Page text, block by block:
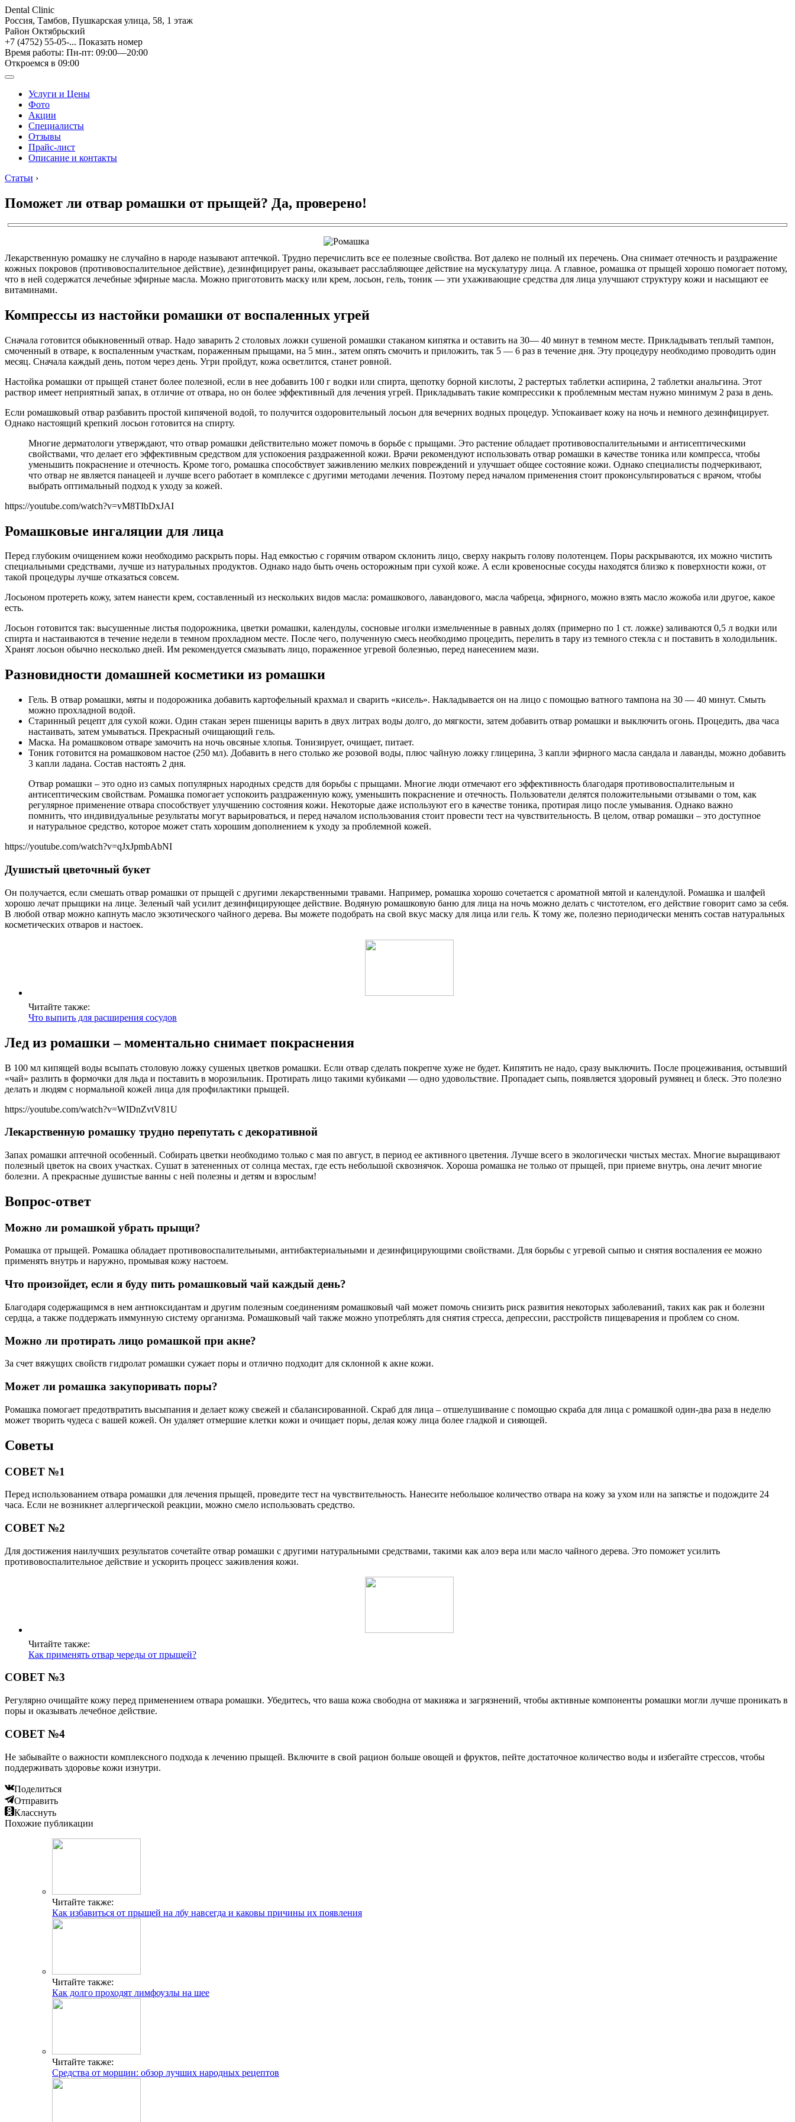
Dental Clinic
Россия, Тамбов, Пушкарская улица, 58, 1 этаж
Район Октябрьский
+7 (4752) 55-05-... Показать номер
Время работы: Пн-пт: 09:00—20:00
Откроемся в 09:00
Услуги и Цены
Фото
Акции
Специалисты
Отзывы
Прайс-лист
Описание и контакты
Статьи ›
Поможет ли отвар ромашки от прыщей? Да, проверено!
Лекарственную ромашку не случайно в народе называют аптечкой. Трудно перечислить все ее полезные свойства. Вот далеко не полный их перечень. Она снимает отечность и раздражение
кожных покровов (противовоспалительное действие), дезинфицирует раны, оказывает расслабляющее действие на мускулатуру лица. А главное, ромашка от прыщей хорошо помогает потому,
что в ней содержатся лечебные эфирные масла. Можно приготовить маску или крем, лосьон, гель, тоник — эти ухаживающие средства для лица улучшают структуру кожи и насыщают ее
витаминами.
Компрессы из настойки ромашки от воспаленных угрей
Сначала готовится обыкновенный отвар. Надо заварить 2 столовых ложки сушеной ромашки стаканом кипятка и оставить на 30— 40 минут в темном месте. Прикладывать теплый тампон,
смоченный в отваре, к воспаленным участкам, пораженным прыщами, на 5 мин., затем опять смочить и приложить, так 5 — 6 раз в течение дня. Эту процедуру необходимо проводить один
месяц. Сначала каждый день, потом через день. Угри пройдут, кожа осветлится, станет ровной.
Настойка ромашки от прыщей станет более полезной, если в нее добавить 100 г водки или спирта, щепотку борной кислоты, 2 растертых таблетки аспирина, 2 таблетки анальгина. Этот
раствор имеет неприятный запах, в отличие от отвара, но он более эффективный для лечения угрей. Прикладывать такие компрессики к проблемным местам нужно минимум 2 раза в день.
Если ромашковый отвар разбавить простой кипяченой водой, то получится оздоровительный лосьон для вечерних водных процедур. Успокаивает кожу на ночь и немного дезинфицирует.
Однако настоящий крепкий лосьон готовится на спирту.
Многие дерматологи утверждают, что отвар ромашки действительно может помочь в борьбе с прыщами. Это растение обладает противовоспалительными и антисептическими
свойствами, что делает его эффективным средством для успокоения раздраженной кожи. Врачи рекомендуют использовать отвар ромашки в качестве тоника или компресса, чтобы
уменьшить покраснение и отечность. Кроме того, ромашка способствует заживлению мелких повреждений и улучшает общее состояние кожи. Однако специалисты подчеркивают,
что отвар не является панацеей и лучше всего работает в комплексе с другими методами лечения. Поэтому перед началом применения стоит проконсультироваться с врачом, чтобы
выбрать оптимальный подход к уходу за кожей.
https://youtube.com/watch?v=vM8TIbDxJAI
Ромашковые ингаляции для лица
Перед глубоким очищением кожи необходимо раскрыть поры. Над емкостью с горячим отваром склонить лицо, сверху накрыть голову полотенцем. Поры раскрываются, их можно чистить
специальными средствами, лучше из натуральных продуктов. Однако надо быть очень осторожным при сухой коже. А если кровеносные сосуды находятся близко к поверхности кожи, от
такой процедуры лучше отказаться совсем.
Лосьоном протереть кожу, затем нанести крем, составленный из нескольких видов масла: ромашкового, лавандового, масла чабреца, эфирного, можно взять масло жожоба или другое, какое
есть.
Лосьон готовится так: высушенные листья подорожника, цветки ромашки, календулы, сосновые иголки измельченные в равных долях (примерно по 1 ст. ложке) заливаются 0,5 л водки или
спирта и настаиваются в течение недели в темном прохладном месте. После чего, полученную смесь необходимо процедить, перелить в тару из темного стекла с и поставить в холодильник.
Хранят лосьон обычно несколько дней. Им рекомендуется смазывать лицо, пораженное угревой болезнью, перед нанесением мази.
Разновидности домашней косметики из ромашки
Гель. В отвар ромашки, мяты и подорожника добавить картофельный крахмал и сварить «кисель». Накладывается он на лицо с помощью ватного тампона на 30 — 40 минут. Смыть
можно прохладной водой.
Старинный рецепт для сухой кожи. Один стакан зерен пшеницы варить в двух литрах воды долго, до мягкости, затем добавить отвар ромашки и выключить огонь. Процедить, два часа
настаивать, затем умываться. Прекрасный очищающий гель.
Маска. На ромашковом отваре замочить на ночь овсяные хлопья. Тонизирует, очищает, питает.
Тоник готовится на ромашковом настое (250 мл). Добавить в него столько же розовой воды, плюс чайную ложку глицерина, 3 капли эфирного масла сандала и лаванды, можно добавить
3 капли ладана. Состав настоять 2 дня.
Отвар ромашки – это одно из самых популярных народных средств для борьбы с прыщами. Многие люди отмечают его эффективность благодаря противовоспалительным и
антисептическим свойствам. Ромашка помогает успокоить раздраженную кожу, уменьшить покраснение и отечность. Пользователи делятся положительными отзывами о том, как
регулярное применение отвара способствует улучшению состояния кожи. Некоторые даже используют его в качестве тоника, протирая лицо после умывания. Однако важно
помнить, что индивидуальные результаты могут варьироваться, и перед началом использования стоит провести тест на чувствительность. В целом, отвар ромашки – это доступное
и натуральное средство, которое может стать хорошим дополнением к уходу за проблемной кожей.
https://youtube.com/watch?v=qJxJpmbAbNI
Душистый цветочный букет
Он получается, если смешать отвар ромашки от прыщей с другими лекарственными травами. Например, ромашка хорошо сочетается с ароматной мятой и календулой. Ромашка и шалфей
хорошо лечат прыщики на лице. Зеленый чай усилит дезинфицирующее действие. Водяную ромашковую баню для лица на ночь можно делать с чистотелом, его действие говорит само за себя.
В любой отвар можно капнуть масло экзотического чайного дерева. Вы можете подобрать на свой вкус маску для лица или гель. К тому же, полезно периодически менять состав натуральных
косметических отваров и настоек.
Читайте также:
Что выпить для расширения сосудов
Лед из ромашки – моментально снимает покраснения
В 100 мл кипящей воды всыпать столовую ложку сушеных цветков ромашки. Если отвар сделать покрепче хуже не будет. Кипятить не надо, сразу выключить. После процеживания, остывший
«чай» разлить в формочки для льда и поставить в морозильник. Протирать лицо такими кубиками — одно удовольствие. Пропадает сыпь, появляется здоровый румянец и блеск. Это полезно
делать и людям с нормальной кожей лица для профилактики прыщей.
https://youtube.com/watch?v=WIDnZvtV81U
Лекарственную ромашку трудно перепутать с декоративной
Запах ромашки аптечной особенный. Собирать цветки необходимо только с мая по август, в период ее активного цветения. Лучше всего в экологически чистых местах. Многие выращивают
полезный цветок на своих участках. Сушат в затененных от солнца местах, где есть небольшой сквознячок. Хороша ромашка не только от прыщей, при приеме внутрь, она лечит многие
болезни. А прекрасные душистые ванны с ней полезны и детям и взрослым!
Вопрос-ответ
Можно ли ромашкой убрать прыщи?
Ромашка от прыщей. Ромашка обладает противовоспалительными, антибактериальными и дезинфицирующими свойствами. Для борьбы с угревой сыпью и снятия воспаления ее можно
применять внутрь и наружно, промывая кожу настоем.
Что произойдет, если я буду пить ромашковый чай каждый день?
Благодаря содержащимся в нем антиоксидантам и другим полезным соединениям ромашковый чай может помочь снизить риск развития некоторых заболеваний, таких как рак и болезни
сердца, а также поддержать иммунную систему организма. Ромашковый чай также можно употреблять для снятия стресса, депрессии, расстройств пищеварения и проблем со сном.
Можно ли протирать лицо ромашкой при акне?
За счет вяжущих свойств гидролат ромашки сужает поры и отлично подходит для склонной к акне кожи.
Может ли ромашка закупоривать поры?
Ромашка помогает предотвратить высыпания и делает кожу свежей и сбалансированной. Скраб для лица – отшелушивание с помощью скраба для лица с ромашкой один-два раза в неделю
может творить чудеса с вашей кожей. Он удаляет отмершие клетки кожи и очищает поры, делая кожу лица более гладкой и сияющей.
Советы
СОВЕТ №1
Перед использованием отвара ромашки для лечения прыщей, проведите тест на чувствительность. Нанесите небольшое количество отвара на кожу за ухом или на запястье и подождите 24
часа. Если не возникнет аллергической реакции, можно смело использовать средство.
СОВЕТ №2
Для достижения наилучших результатов сочетайте отвар ромашки с другими натуральными средствами, такими как алоэ вера или масло чайного дерева. Это поможет усилить
противовоспалительное действие и ускорить процесс заживления кожи.
Читайте также:
Как применять отвар череды от прыщей?
СОВЕТ №3
Регулярно очищайте кожу перед применением отвара ромашки. Убедитесь, что ваша кожа свободна от макияжа и загрязнений, чтобы активные компоненты ромашки могли лучше проникать в
поры и оказывать лечебное действие.
СОВЕТ №4
Не забывайте о важности комплексного подхода к лечению прыщей. Включите в свой рацион больше овощей и фруктов, пейте достаточное количество воды и избегайте стрессов, чтобы
поддерживать здоровье кожи изнутри.
Поделиться
Отправить
Класснуть
Похожие публикации
Читайте также:
Как избавиться от прыщей на лбу навсегда и каковы причины их появления
Читайте также:
Как долго проходят лимфоузлы на шее
Читайте также:
Средства от морщин: обзор лучших народных рецептов